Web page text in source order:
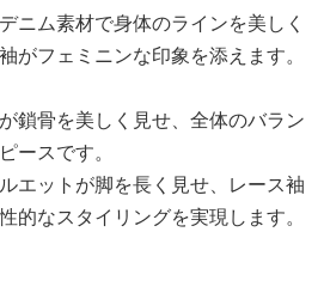
ニム素材で身体のラインを美しく
がフェミニンな印象を添えます。
鎖骨を美しく見せ、全体のバラン
ースです。
エットが脚を長く見せ、レース袖
的なスタイリングを実現します。